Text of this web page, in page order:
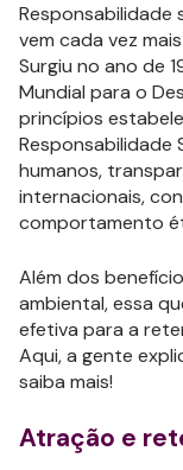
Responsabilidade
vem cada vez
Surgiu no ano de
Mundial para o
princípios
Responsabilidade
humanos,
internacionais,
comportamento
Além dos
ambiental, essa
efetiva para a
Aqui, a gente
saiba mais!
Atração e